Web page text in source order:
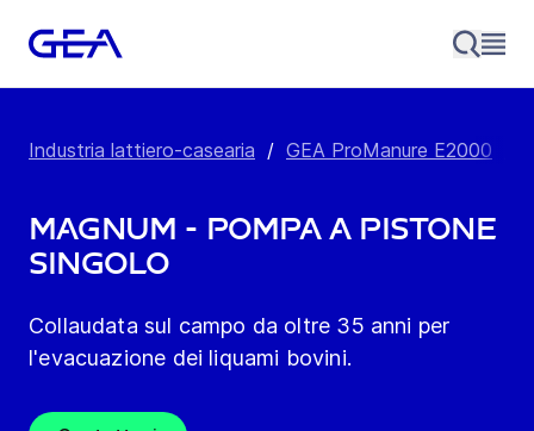
Industria lattiero-casearia / GEA ProManure E2000
Magnum - Pompa a pistone
singolo
Collaudata sul campo da oltre 35 anni per
l'evacuazione dei liquami bovini.